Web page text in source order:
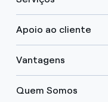
Apoio ao cliente
Vantagens
Quem Somos